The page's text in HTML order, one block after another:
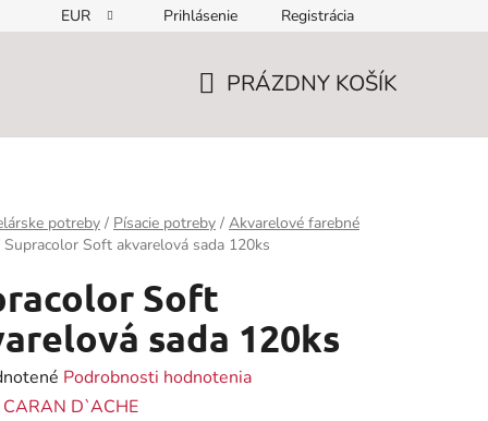
EUR Prihlásenie Registrácia
PRÁZDNY KOŠÍK
potreby / Písacie potreby / Akvarelové farebné
Supracolor Soft akvarelová sada 120ks
Soft
sada 120ks
Podrobnosti hodnotenia
CARAN D`ACHE